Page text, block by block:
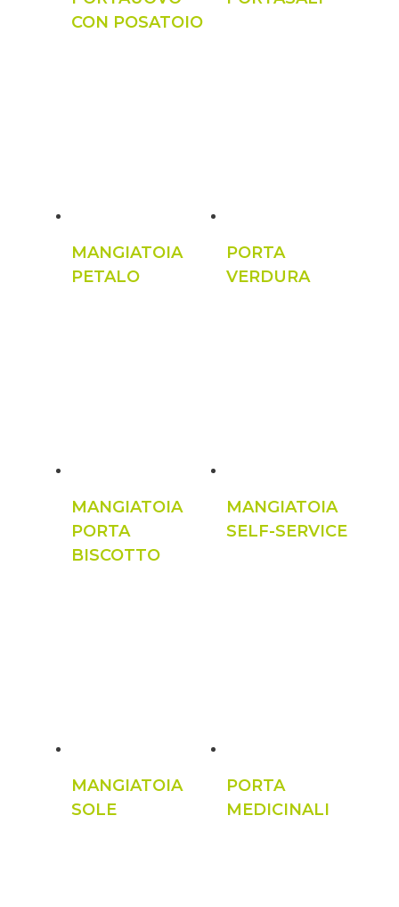
CON POSATOIO
MANGIATOIA
PETALO
PORTA
VERDURA
MANGIATOIA
PORTA
BISCOTTO
MANGIATOIA
SELF-SERVICE
MANGIATOIA
SOLE
PORTA
MEDICINALI